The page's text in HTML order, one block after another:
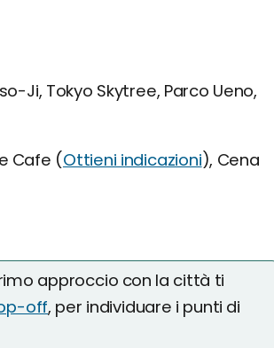
Ji, Tokyo Skytree, Parco Ueno,
Cafe (Ottieni indicazioni), Cena
approccio con la città ti
off, per individuare i punti di